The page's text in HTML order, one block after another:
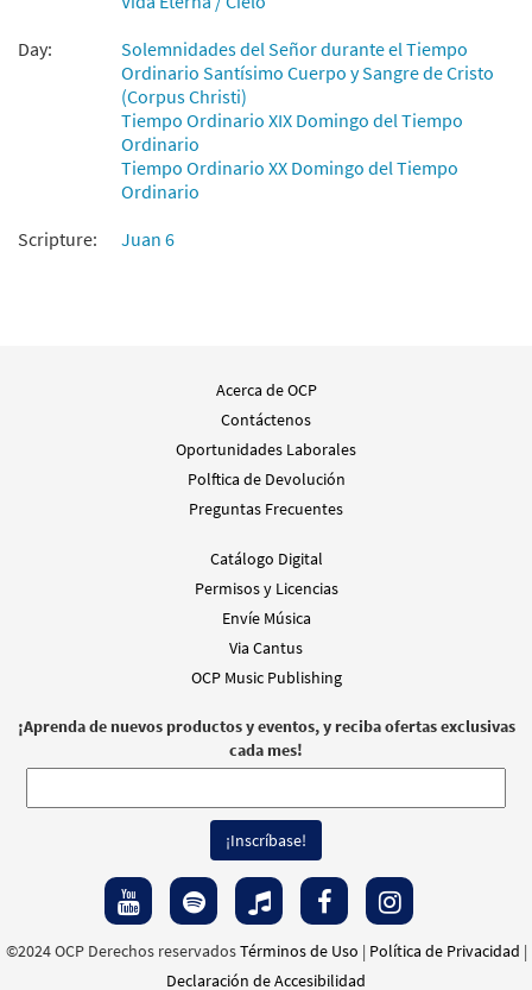
Day:
Solemnidades del Señor durante el Tiempo
Ordinario Santísimo Cuerpo y Sangre de Cristo
(Corpus Christi)
Tiempo Ordinario XIX Domingo del Tiempo
Ordinario
Tiempo Ordinario XX Domingo del Tiempo
Ordinario
Scripture:
Juan 6
Acerca de OCP
Contáctenos
Oportunidades Laborales
Polftica de Devolución
Preguntas Frecuentes
Catálogo Digital
Permisos y Licencias
Envíe Música
Via Cantus
OCP Music Publishing
¡Aprenda de nuevos productos y eventos, y reciba ofertas exclusivas
cada mes!
©2024 OCP Derechos reservadosTérminos de Uso | Política de Privacidad |
Declaración de Accesibilidad